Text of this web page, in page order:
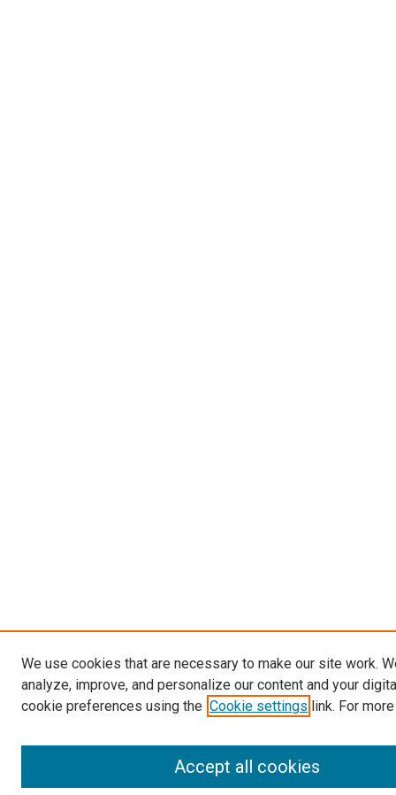
We use cookies that are necessary to make our site work.
analyze, improve, and personalize our content and your
cookie preferences using the Cookie settings link. For
Accept all cookies